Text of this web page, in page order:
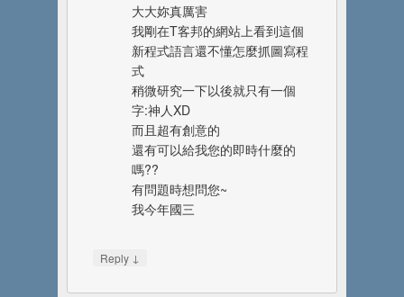
大大妳真厲害
我剛在T客邦的網站上看到這個
新程式語言還不懂怎麼抓圖寫程
式
稍微研究一下以後就只有一個
字:神人XD
而且超有創意的
還有可以給我您的即時什麼的
嗎??
有問題時想問您~
我今年國三
Reply ↓